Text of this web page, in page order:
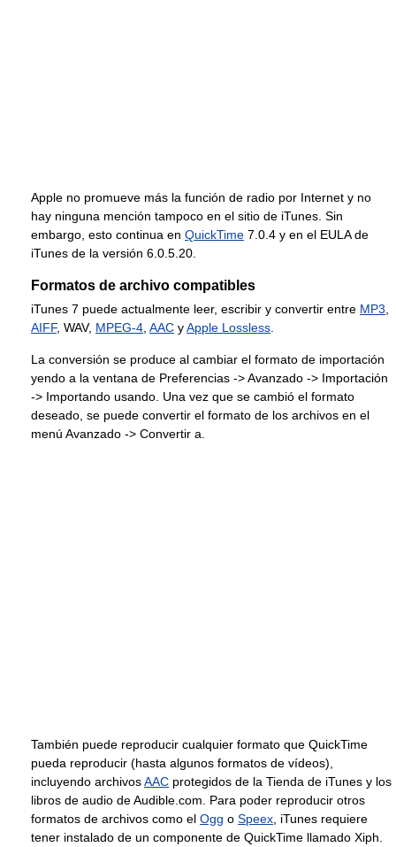
Apple no promueve más la función de radio por Internet y no
hay ninguna mención tampoco en el sitio de iTunes. Sin
embargo, esto continua en QuickTime 7.0.4 y en el EULA de
iTunes de la versión 6.0.5.20.
Formatos de archivo compatibles
iTunes 7 puede actualmente leer, escribir y convertir entre MP3
AIFF, WAV, MPEG-4 AAC yApple Lossless
La conversión se produce al cambiar el formato de importación
yendo a la ventana de Preferencias -> Avanzado -> Importación
-> Importando usando. Una vez que se cambió el formato
deseado, se puede convertir el formato de los archivos en el
menú Avanzado -> Convertir a.
También puede reproducir cualquier formato que QuickTime
pueda reproducir (hasta algunos formatos de vídeos),
incluyendo archivosAAC protegidos de la Tienda de iTunes y los
libros de audio de Audible.com. Para poder reproducir otros
formatos de archivos como el Ogg o Speex , iTunes requiere
tener instalado de un componente de QuickTime llamado Xiph.